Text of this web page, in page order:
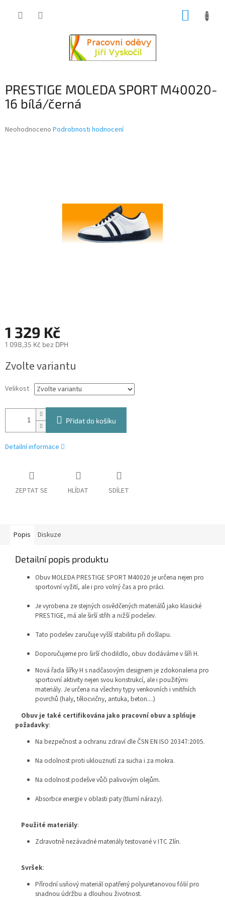
PRESTIGE MOLEDA SPORT M40020-
16 bílá/černá
Průměrné
Neohodnoceno Podrobnosti hodnocení
1 329 Kč
1 098,35 Kč bez DPH
cena:
Zvolte variantu
Velikost
Přidat do košíku
Detailní informace
ZEPTAT SE HLÍDAT SDÍLET
Popis Diskuze
Detailní popis produktu
Obuv MOLEDA PRESTIGE SPORT M40020 je určena nejen pro
sportovní vyžití, ale i pro volný čas a pro práci.
Je vyrobena ze stejných osvědčených materiálů jako klasické
PRESTIGE, má ale širší střih a nižší podešev.
Tato podešev zaručuje vyšší stabilitu při došlapu.
Doporučujeme pro širší chodildlo, obuv dodáváme v šíři H.
Nová řada šířky H s nadčasovým designem je zdokonalena pro
sportovní aktivity nejen svou konstrukcí, ale i použitými
materiály. Je určena na všechny typy venkovních i vnitřních
povrchů (haly, tělocvičny, antuka, beton....)
Obuv je také certifikována jako pracovní obuv a splńuje
požadavky:
Na bezpečnost a ochranu zdraví dle ČSN EN ISO 20347:2005.
Na odolnost proti uklouznutí za sucha i za mokra.
Na odolnost podešve vůči palivovým olejům.
Absorbce energie v oblasti paty (tlumí nárazy).
Použité materiály:
Zdravotně nezávadné materiály testované v ITC Zlín.
Svršek:
Přírodní usňový materiál opatřený polyuretanovou fólií pro
snadnou údržbu a dlouhou životnost.